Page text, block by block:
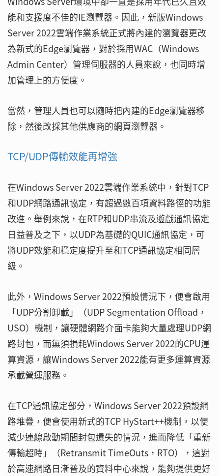
能和支援度不佳的IE瀏覽器。因此，新版Windows
Server 2022雲端作業系統正式將內建的瀏覽器更改
為新式的Edge瀏覽器，對於採用WAC（Windows
Admin Center）管理伺服器的人員來說，也同時增
加管理上的方便度。
當然，管理人員也可以隨時把內建的Edge瀏覽器移
除，然後改採其他供應商的網頁瀏覽器。
TCP/UDP傳輸效能再增強
在Windows Server 2022雲端作業系統中，針對TCP
和UDP網路通訊協定，有超過數百項資料路徑的功能
改進。舉例來說，在RTP和UDP串流及遊戲通訊協定
日益普及之下，以UDP為基礎的QUIC通訊協定，可
將UDP效能和穩定度提升至和TCP通訊協定相同層
級。
此外，Windows Server 2022預設情況下，便會啟用
「UDP分割卸載」（UDP Segmentation Offload，
USO）機制，讓硬體網路介面卡能夠大量處理UDP網
路封包，而無須損耗Windows Server 2022的CPU運
算資源，讓Windows Server 2022能有更多運算資源
承載營運服務。
在TCP通訊協定部分，Windows Server 2022預設網
路堆疊，便會使用新式的TCP HyStart++機制，以便
減少連線啟動期間封包遺失的情況，進而降低「重新
傳輸超時」（Retransmit TimeOuts，RTO），這對
於高速網路日漸普及的資料中心來說，能夠提供更好